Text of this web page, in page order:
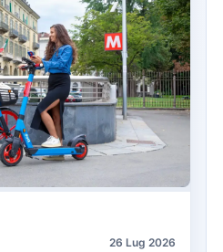
26 Lug 2026